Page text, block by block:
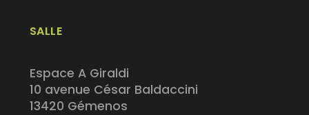
SALLE
Espace A Giraldi
10 avenue César Baldaccini
13420 Gémenos